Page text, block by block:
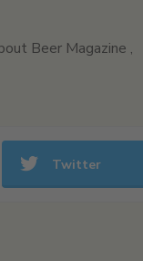
Beer Magazine ,
Twitter